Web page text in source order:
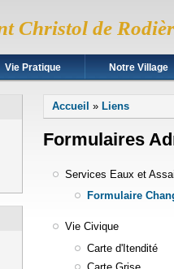
Christol de
Vie Pratique Notre Village
Vous êtes ici
Accueil » Liens
Formulaires
Services Eaux et
Formulaire
Vie Civique
Carte d'Itendité